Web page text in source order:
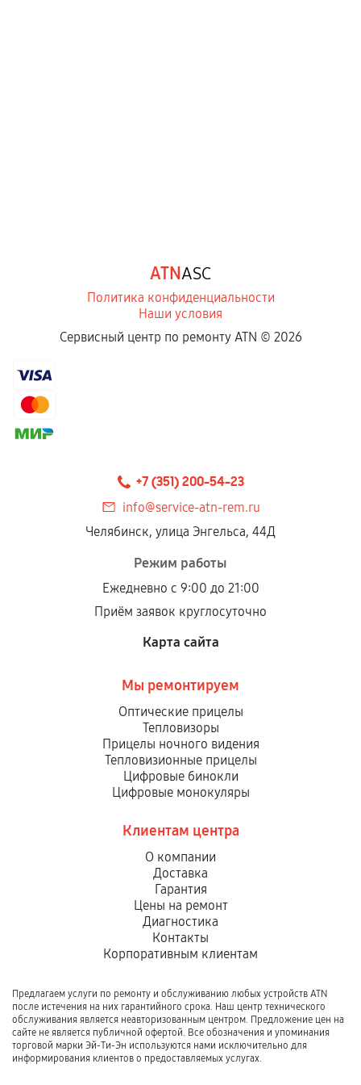
отдельных условиях.
Если комплектующие куплены
сохраняться полностью или частично, если
соблюдены следующие условия:
центром.
При этом гарантия на сами комплектующие
продавца. За качество сторонних деталей
сервисный центр ответственности не несет.
ATNASC
Политика конфиденциальности
Наши условия
Сервисный центр по ремонту ATN © 2026
+7 (351) 200-54-23
info@service-atn-rem.ru
Челябинск, улица Энгельса, 44Д
Режим работы
Ежедневно с 9:00 до 21:00
Приём заявок круглосуточно
Карта сайта
Мы ремонтируем
Оптические прицелы
Тепловизоры
Прицелы ночного видения
Тепловизионные прицелы
Цифровые бинокли
Цифровые монокуляры
Клиентам центра
О компании
Доставка
Гарантия
Цены на ремонт
Диагностика
Контакты
Корпоративным клиентам
Предлагаем услуги по ремонту и обслуживанию любых устройств ATN
после истечения на них гарантийного срока. Наш центр технического
обслуживания является неавторизованным центром. Предложение цен на
сайте не является публичной офертой. Все обозначения и упоминания
торговой марки Эй-Ти-Эн используются нами исключительно для
информирования клиентов о предоставляемых услугах.